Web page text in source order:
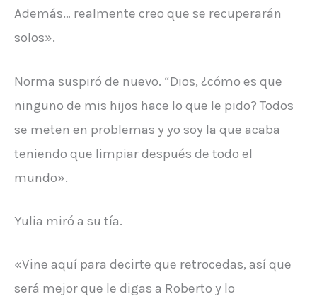
Además… realmente creo que se recuperarán
solos».
Norma suspiró de nuevo. “Dios, ¿cómo es que
ninguno de mis hijos hace lo que le pido? Todos
se meten en problemas y yo soy la que acaba
teniendo que limpiar después de todo el
mundo».
Yulia miró a su tía.
«Vine aquí para decirte que retrocedas, así que
será mejor que le digas a Roberto y lo